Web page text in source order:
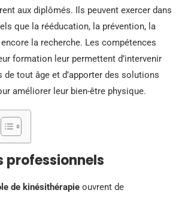
aux diplômés. Ils peuvent exercer dans
que la rééducation, la prévention, la
la recherche. Les compétences
formation leur permettent d’intervenir
de tout âge et d’apporter des solutions
améliorer leur bien-être physique.
professionnels
de kinésithérapie ouvrent de